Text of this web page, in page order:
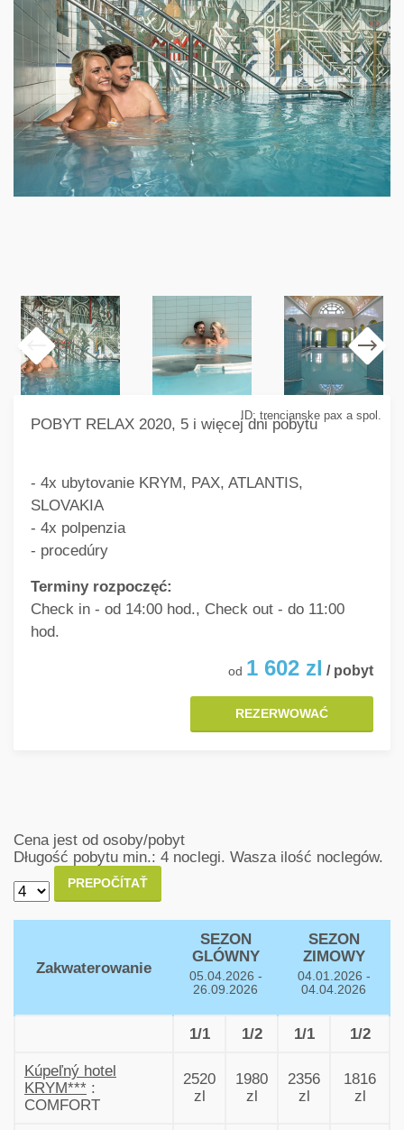
ID: trencianske pax a spol.
POBYT RELAX 2020, 5 i więcej dni pobytu
- 4x ubytovanie KRYM, PAX, ATLANTIS,
SLOVAKIA
- 4x polpenzia
- procedúry
Terminy rozpoczęć:
Check in - od 14:00 hod., Check out - do 11:00
hod.
od 1 602 zl / pobyt
REZERWOWAĆ
Cena jest od osoby/pobyt
Długość pobytu min.: 4 noclegi. Wasza ilość noclegów.
PREPOČÍTAŤ
Zakwaterowanie
SEZON
GLÓWNY
05.04.2026 -
26.09.2026
SEZON
ZIMOWY
04.01.2026 -
04.04.2026
1/1 1/2 1/1 1/2
Kúpeľný hotel
KRYM*** :
COMFORT
2520
zl
1980
zl
2356
zl
1816
zl